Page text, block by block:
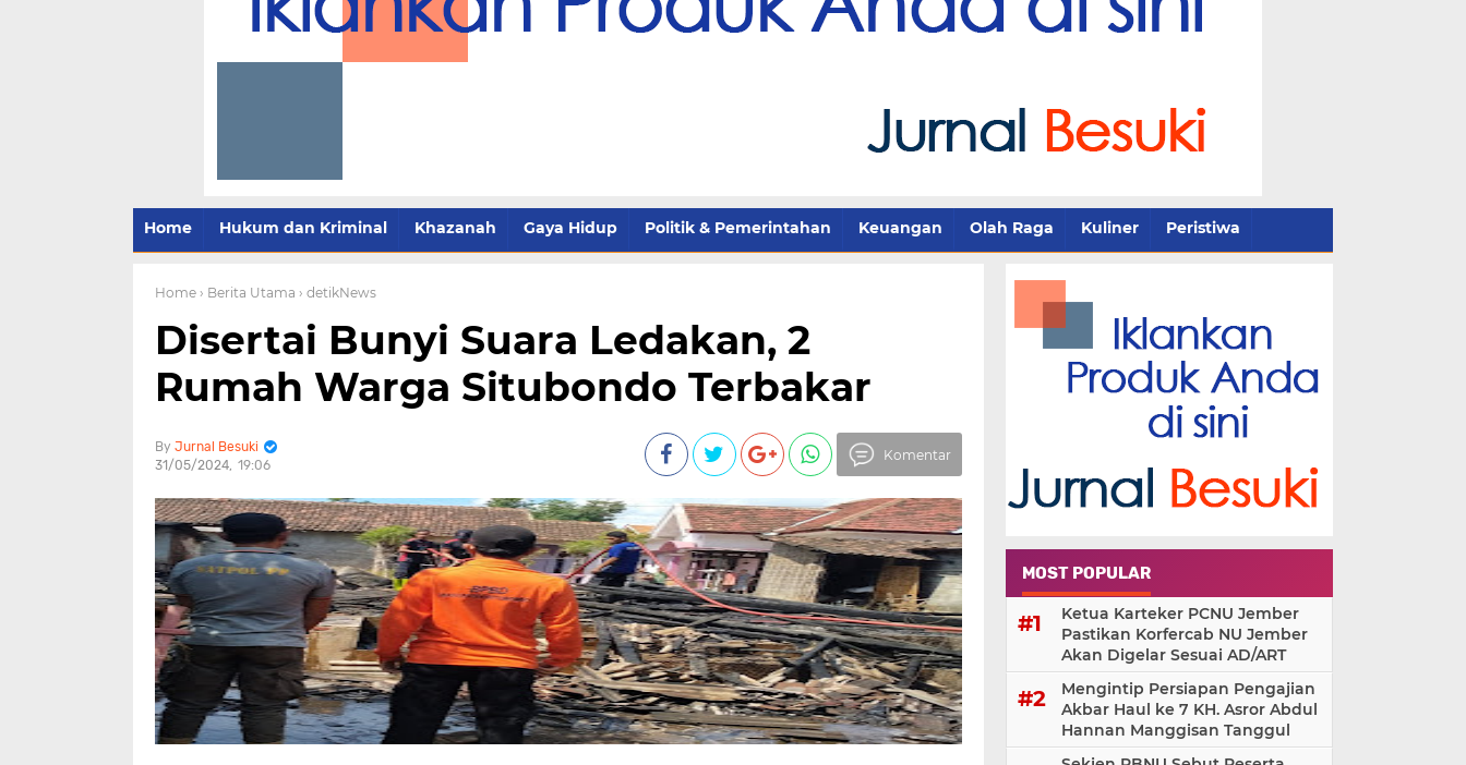
Home Hukum dan Kriminal Khazanah Gaya Hidup Politik & Pemerintahan Keuangan Olah Raga Kuliner Peristiwa
Home › Berita Utama › detikNews
Disertai Bunyi Suara Ledakan, 2
Rumah Warga Situbondo Terbakar
Jurnal Besuki
31/05/2024 19:06
Komentar
MOST POPULAR
Ketua Karteker PCNU Jember
Pastikan Korfercab NU Jember
Akan Digelar Sesuai AD/ART
Mengintip Persiapan Pengajian
Akbar Haul ke 7 KH. Asror Abdul
Hannan Manggisan Tanggul